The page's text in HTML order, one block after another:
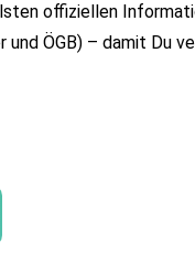
offiziellen
und ÖGB) – damit Du